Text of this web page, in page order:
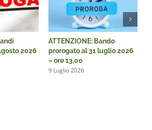
2026
ATTENZIONE: Bando
prorogato al 31 luglio 2026
– ore 13,00
9 Luglio 2026